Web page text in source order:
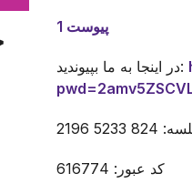
پیوست 1
در اینجا به ما بپیوندید:
2196
کد عبور: 616774